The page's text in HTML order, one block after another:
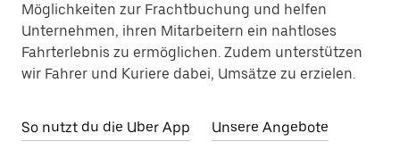
Möglichkeiten zur Frachtbuchung und helfen
Unternehmen, ihren Mitarbeitern ein nahtloses
Fahrterlebnis zu ermöglichen. Zudem unterstützen
wir Fahrer und Kuriere dabei, Umsätze zu erzielen.
So nutzt du die Uber App Unsere Angebote